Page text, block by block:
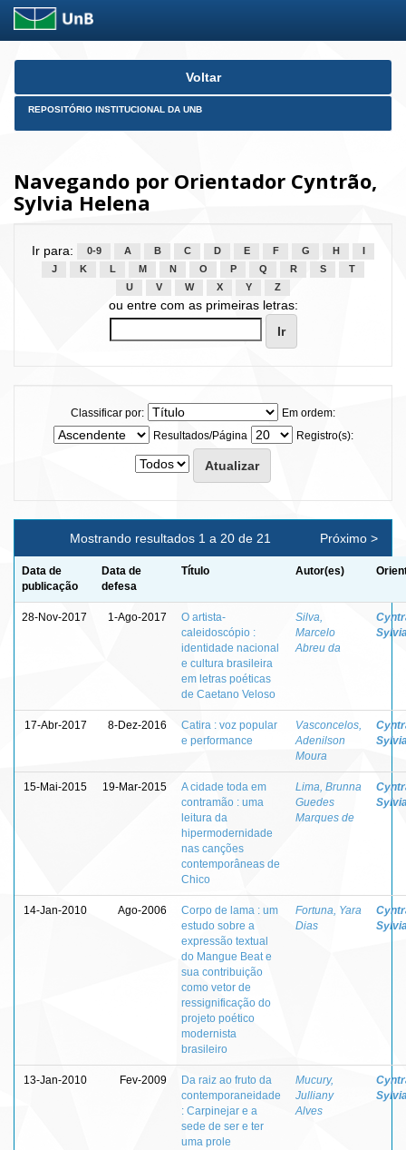
Skip
Voltar
REPOSITÓRIO INSTITUCIONAL DA UNB
Navegando por Orientador Cyntrão,
Sylvia Helena
Ir para: 0-9 A B C D E F G H
J
K L M N O P Q R S
T
U
V W X Y Z
ou entre com as primeiras letras:
Classificar por:
Em ordem:
Resultados/Página
Registro(s):
Mostrando resultados 1 a 20 de 21 Próximo >
Data de
publicação
Data de
defesa
Título Autor(es)
28-Nov-2017 1-Ago-2017
O artista-
caleidoscópio :
identidade nacional
e cultura brasileira
em letras poéticas
de Caetano Veloso
Silva,
Marcelo
Abreu da
17-Abr-2017 8-Dez-2016
Catira : voz popular
e performance
Vasconcelos,
Adenilson
Moura
15-Mai-2015 19-Mar-2015
A cidade toda em
contramão : uma
leitura da
hipermodernidade
nas canções
contemporâneas de
Chico
Lima, Brunna
Guedes
Marques de
14-Jan-2010 Ago-2006
Corpo de lama : um
estudo sobre a
expressão textual
do Mangue Beat e
sua contribuição
como vetor de
ressignificação do
projeto poético
modernista
brasileiro
Fortuna, Yara
Dias
13-Jan-2010 Fev-2009
Da raiz ao fruto da
contemporaneidade
: Carpinejar e a
sede de ser e ter
uma prole
Mucury,
Julliany
Alves